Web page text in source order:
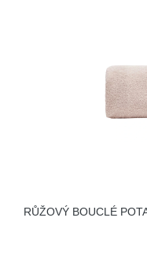
RŮŽOVÝ BOUCLÉ